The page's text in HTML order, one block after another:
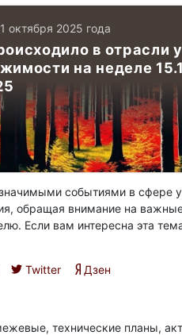
октября 2025 года
в отрасли
на неделе
событиями в сфере
обращая внимание на
Если вам интересна эта
Twitter Дзен
технические планы,